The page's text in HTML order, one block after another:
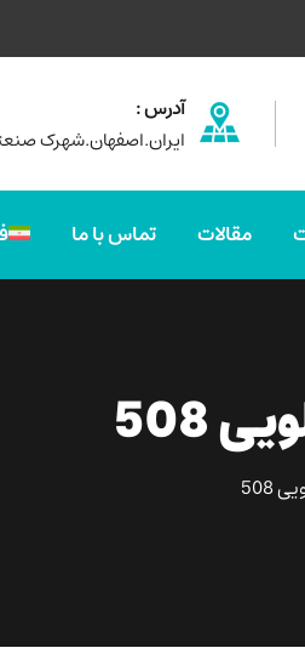
آدرس :
ایران.اصفهان.شهرک
مقالات تماس با ما